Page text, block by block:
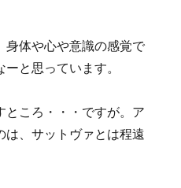
身体や心や意識の感覚で
と思っています。
ところ・・・ですが。ア
は、サットヴァとは程遠